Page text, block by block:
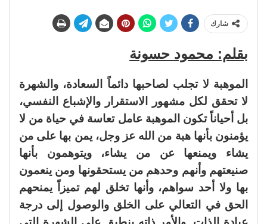
شارك
بقلم: محمود حسونة
الموهبة لا تجلب لصاحبها دائماً السعادة، والشهرة
لا تحقق لكل مشهور الاستقرار والإشباع النفسي،
بل أحياناً تكون الموهبة عامل تعاسة في حياة من لا
يؤمنون بأنها هبة من الله عز وجل، يمن بها على من
يشاء ويمنعها عن من يشاء، ويتوهمون بأنها
صنيعتهم وأنهم وحدهم من يستحقونها ومن ينعمون
بها ولا أحد سواهم، وأنها تخلق لهم تميزاً يمنحهم
الحق في التعالي على الخلق والوصول إلى درجة